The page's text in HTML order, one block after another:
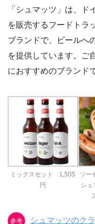
「シュマッツ」は、
を販売するフードトラ
ブランドで、ビールへ
を提供しています。ご
におすすめのブランド
ミックスセット 1,505
円
ソー
シュ
参考 シュマッツのク